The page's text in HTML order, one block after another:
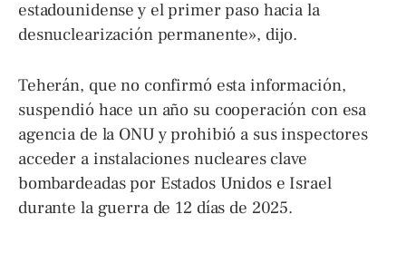
estadounidense y el primer paso hacia la
desnuclearización permanente», dijo.
Teherán, que no confirmó esta información,
suspendió hace un año su cooperación con esa
agencia de la ONU y prohibió a sus inspectores
acceder a instalaciones nucleares clave
bombardeadas por Estados Unidos e Israel
durante la guerra de 12 días de 2025.